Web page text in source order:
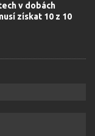
v dobách
získat 10 z 10